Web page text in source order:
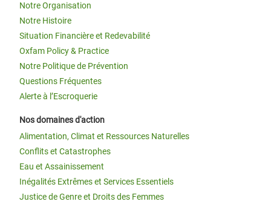
Notre Organisation
Notre Histoire
Situation Financière et Redevabilité
Oxfam Policy & Practice
Notre Politique de Prévention
Questions Fréquentes
Alerte à l’Escroquerie
Nos domaines d'action
Alimentation, Climat et Ressources Naturelles
Conflits et Catastrophes
Eau et Assainissement
Inégalités Extrêmes et Services Essentiels
Justice de Genre et Droits des Femmes